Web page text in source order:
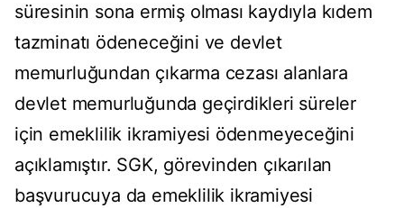
süresinin sona ermiş olması kaydıyla kıdem
tazminatı ödeneceğini ve devlet
memurluğundan çıkarma cezası alanlara
devlet memurluğunda geçirdikleri süreler
için emeklilik ikramiyesi ödenmeyeceğini
açıklamıştır. SGK, görevinden çıkarılan
başvurucuya da emeklilik ikramiyesi